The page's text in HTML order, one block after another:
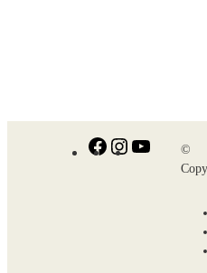
FacebookInstagram
YouTube
©